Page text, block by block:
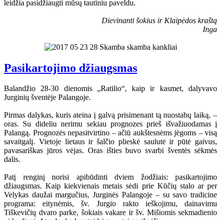
leidžia pasidžiaugti mūsų tautiniu paveldu.
Dievinanti šokius ir Klaipėdos kraštą
Inga
Pasikartojimo džiaugsmas
Balandžio 28-30 dienomis „Ratilio“, kaip ir kasmet, dalyvavo
Jurginių šventėje Palangoje.
Pirmas dalykas, kuris ateina į galvą prisimenant tą nuostabų laiką, –
oras. Su dideliu nerimu sekiau prognozes prieš išvažiuodamas į
Palangą. Prognozės nepasitvirtino – ačiū aukštesnėms jėgoms – visą
savaitgalį. Vietoje lietaus ir šalčio plieskė saulutė ir pūtė gaivus,
pavasariškas jūros vėjas. Oras išties buvo svarbi šventės sėkmės
dalis.
Patį renginį norisi apibūdinti dviem žodžiais: pasikartojimo
džiaugsmas. Kaip kiekvienais metais sėdi prie Kūčių stalo ar per
Velykas daužai margučius, Jurginės Palangoje – su savo tradicine
programa: eitynėmis, šv. Jurgio rakto ieškojimu, dainavimu
Tiškevičių dvaro parke, šokiais vakare ir šv. Mišiomis sekmadienio